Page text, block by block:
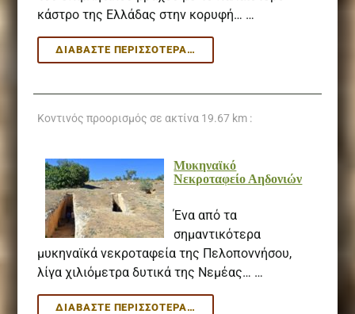
κάστρο της Ελλάδας στην κορυφή… …
ΔΙΑΒΆΣΤΕ ΠΕΡΙΣΣΌΤΕΡΑ…
ΑΚΡΟΚΟΡΊΝΘΟΥ
ΑΡΧΑΊΑ
ΚΌΡΙΝΘΟΣ
Κοντινός προορισμός σε ακτίνα 19.67 km :
Μυκηναϊκό
Νεκροταφείο Αηδονιών
Ένα από τα
σημαντικότερα
μυκηναϊκά νεκροταφεία της Πελοποννήσου,
λίγα χιλιόμετρα δυτικά της Νεμέας… …
ΔΙΑΒΆΣΤΕ ΠΕΡΙΣΣΌΤΕΡΑ…